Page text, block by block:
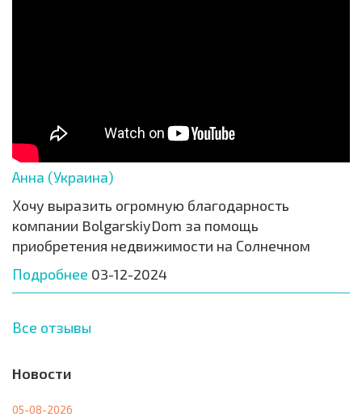
Анна (Украина)
Хочу выразить огромную благодарность
компании BolgarskiyDom за помощь
приобретения недвижимости на Солнечном
Подробнее 03-12-2024
Все отзывы
Новости
05-08-2026